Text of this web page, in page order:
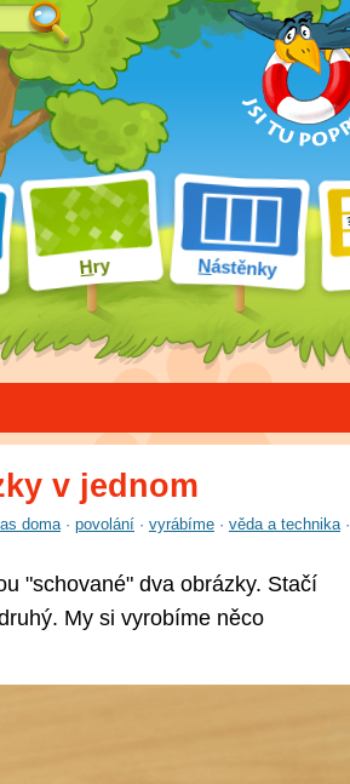
Hry Nástěnky
v jednom
doma· povolání· vyrábíme· věda a technika·
"schované" dva obrázky. Stačí
My si vyrobíme něco